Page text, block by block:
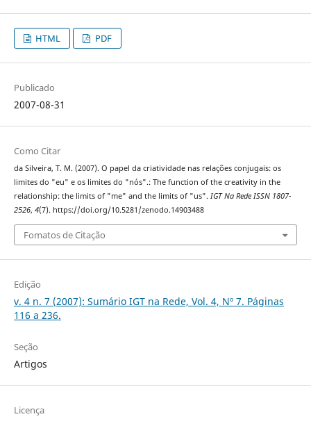
HTML PDF
Publicado
2007-08-31
Como Citar
da Silveira, T. M. (2007). O papel da criatividade nas relações conjugais: os
limites do "eu" e os limites do "nós".: The function of the creativity in the
relationship: the limits of "me" and the limits of "us". IGT Na Rede ISSN 1807-
2526, 4(7). https://doi.org/10.5281/zenodo.14903488
Fomatos de Citação
Edição
v. 4 n. 7 (2007): Sumário IGT na Rede, Vol. 4, Nº 7. Páginas
116 a 236.
Seção
Artigos
Licença